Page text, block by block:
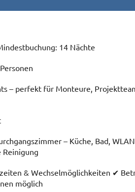
14 Nächte
– perfekt für Monteure,
– Küche, Bad,
Reinigung
& Wechselmöglichkeiten ✔
möglich